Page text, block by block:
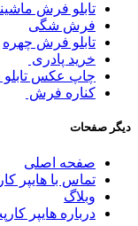
تابلو فرش
فرش شگی
تابلو فرش چهره
خرید پادری
چاپ عکس
کناره فرش
دیگر صفحات
صفحه اصلی
تماس با هایپر
وبلاگ
درباره هایپر